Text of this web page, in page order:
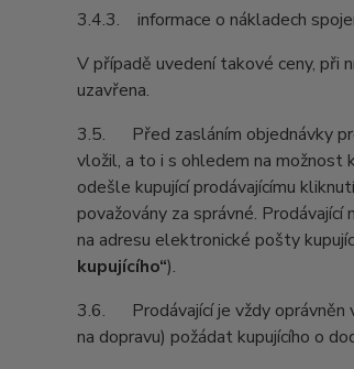
3.4.3. informace o nákladech
V případě uvedení takové ceny, při
uzavřena.
3.5. Před zasláním objednávky
vložil, a to i s ohledem na možnost
odešle kupující prodávajícímu
považovány za správné.
na adresu elektronické pošty
kupujícího“).
3.6. Prodávající je vždy oprávněn
na dopravu) požádat kupujícího o